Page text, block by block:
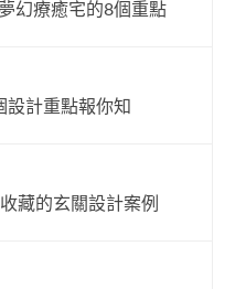
幻療癒宅的8個重點
計重點報你知
藏的玄關設計案例